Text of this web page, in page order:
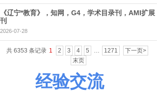
《辽宁*教育》，知网，G4，学术目录刊，AMI扩展
刊
2026-07-28
共 6353 条记录 1 2 3 4 5 … 1271
下一页>
末页
经验交流